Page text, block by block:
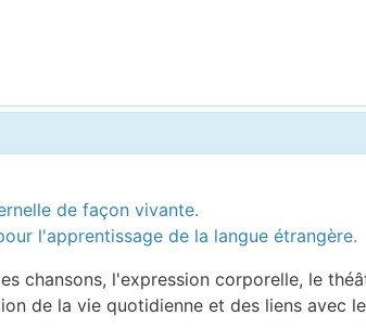
de façon vivante.
l'apprentissage de la langue étrangère.
chansons, l'expression corporelle, le
de la vie quotidienne et des liens avec